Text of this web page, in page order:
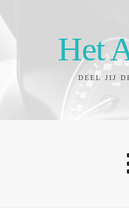
Het
DEEL JIJ